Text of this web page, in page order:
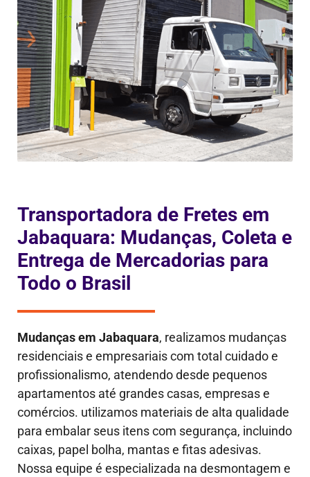
Transportadora de Fretes em
Jabaquara: Mudanças, Coleta e
Entrega de Mercadorias para
Todo o Brasil
Mudanças em Jabaquara, realizamos mudanças
residenciais e empresariais com total cuidado e
profissionalismo, atendendo desde pequenos
apartamentos até grandes casas, empresas e
comércios. utilizamos materiais de alta qualidade
para embalar seus itens com segurança, incluindo
caixas, papel bolha, mantas e fitas adesivas.
Nossa equipe é especializada na desmontagem e